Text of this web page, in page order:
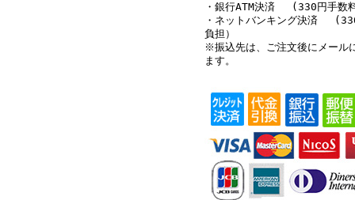
・銀行ATM決済 (330円手数
・ネットバンキング決済
負担）
※振込先は、ご注文後にメール
ます。